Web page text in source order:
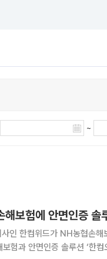
~
보험에 안면인증 솔
인 한컴위드가 NH농협손해보
험과 안면인증 솔루션 ‘한